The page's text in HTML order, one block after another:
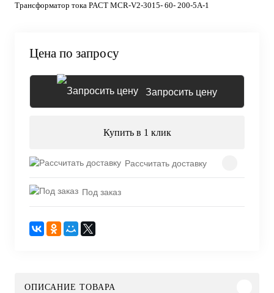
Трансформатор тока PACT MCR-V2-3015- 60- 200-5A-1
Цена по запросу
Запросить цену
Купить в 1 клик
Рассчитать доставку
Под заказ
ОПИСАНИЕ ТОВАРА